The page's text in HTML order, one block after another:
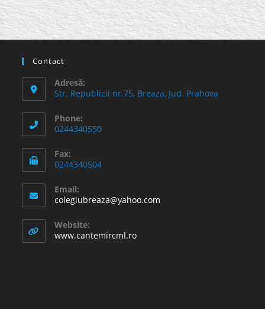
Contact
Adresă:
Str. Republicii nr.75, Breaza, Jud. Prahova
Phone:
0244340550
Fax:
0244340504
Email:
colegiubreaza@yahoo.com
Website:
www.cantemircml.ro